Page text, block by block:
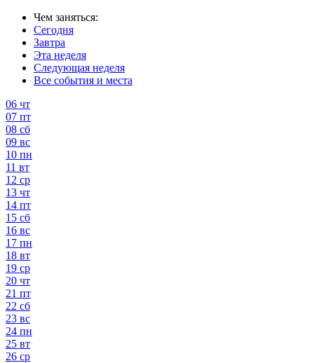
Чем заняться:
Сегодня
Завтра
Эта неделя
Следующая неделя
Все события и места
06 чт
07 пт
08 сб
09 вс
10 пн
11 вт
12 ср
13 чт
14 пт
15 сб
16 вс
17 пн
18 вт
19 ср
20 чт
21 пт
22 сб
23 вс
24 пн
25 вт
26 ср